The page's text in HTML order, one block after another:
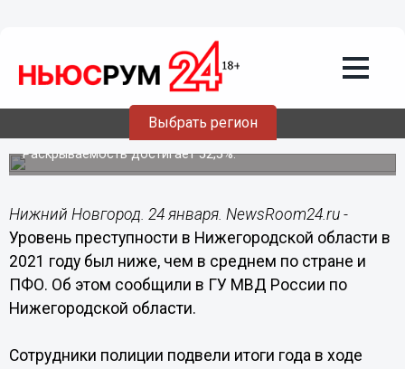
Выбрать регион
Число убийств в Нижегородской
области сократилось на 12,8% в 2021
Раскрываемость достигает 52,5%.
Нижний Новгород. 24 января. NewsRoom24.ru -
Уровень преступности в Нижегородской области в
2021 году был ниже, чем в среднем по стране и
ПФО. Об этом сообщили в ГУ МВД России по
Нижегородской области.
Сотрудники полиции подвели итоги года в ходе